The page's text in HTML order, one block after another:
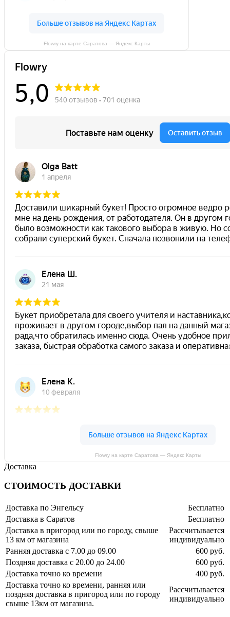
Flowry на карте Саратова — Яндекс Карты
Flowry на карте Саратова — Яндекс Карты
Доставка
СТОИМОСТЬ ДОСТАВКИ
Доставка по Энгельсу
Бесплатно
Доставка в Саратов
Бесплатно
Доставка в пригород или по городу, свыше
13 км от магазина
Рассчитывается
индивидуально
Ранняя доставка с 7.00 до 09.00
600 руб.
Поздняя доставка с 20.00 до 24.00
600 руб.
Доставка точно ко времени
400 руб.
Доставка точно ко времени, ранняя или
поздняя доставка в пригород или по городу
свыше 13км от магазина.
Рассчитывается
индивидуально